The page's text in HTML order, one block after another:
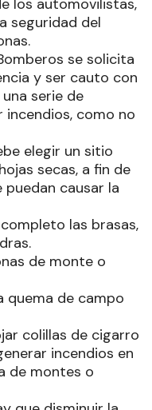
los automovilistas,
seguridad del
se solicita
y ser cauto con
serie de
como no
elegir un sitio
secas, a fin de
causar la
las brasas,
de monte o
quema de campo
colillas de cigarro
incendios en
de montes o